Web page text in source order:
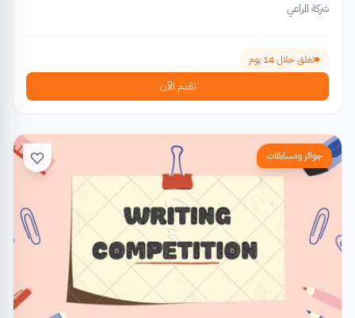
شركة المراعي
تغلق خلال 14 يوم
تقدم الآن
جوائز ومسابقات